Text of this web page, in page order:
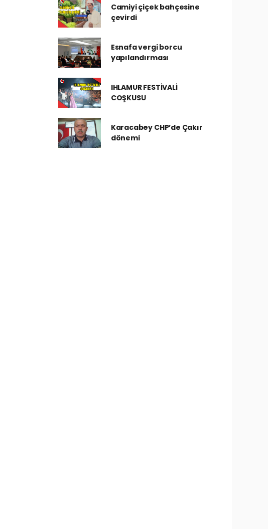
Camiyi çiçek bahçesine
çevirdi
Esnafa vergi borcu
yapılandırması
IHLAMUR FESTİVALİ
COŞKUSU
Karacabey CHP’de Çakır
dönemi